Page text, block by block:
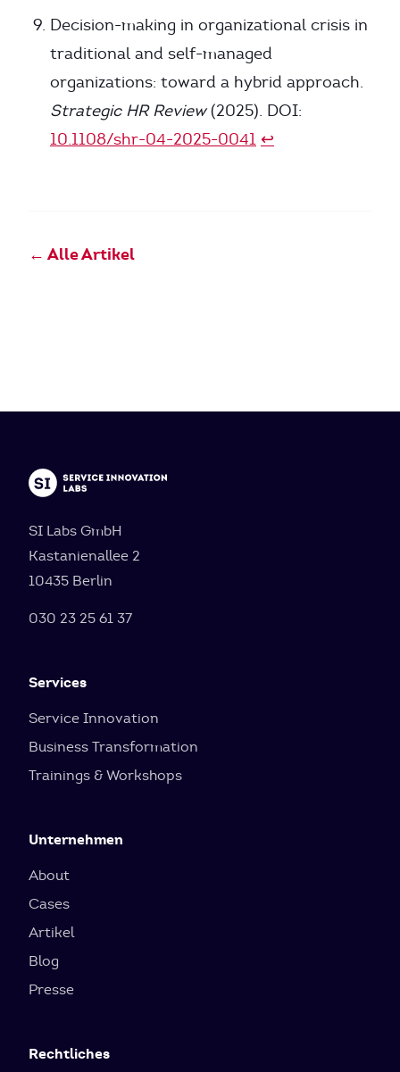
Decision-making in organizational crisis in
traditional and self-managed
organizations: toward a hybrid approach.
Strategic HR Review(2025). DOI:
10.1108/shr-04-2025-0041 ↩
← Alle Artikel
SI Labs GmbH
Kastanienallee 2
10435 Berlin
030 23 25 61 37
Services
Service Innovation
Business Transformation
Trainings & Workshops
Unternehmen
About
Cases
Artikel
Blog
Presse
Rechtliches